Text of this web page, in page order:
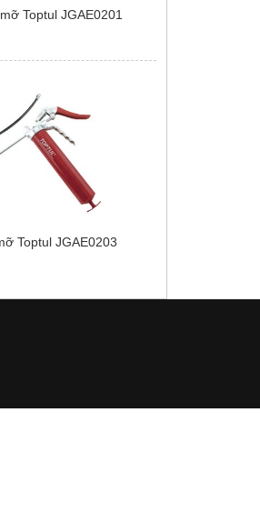
Toptul JGAE0201
Toptul JGAE0203